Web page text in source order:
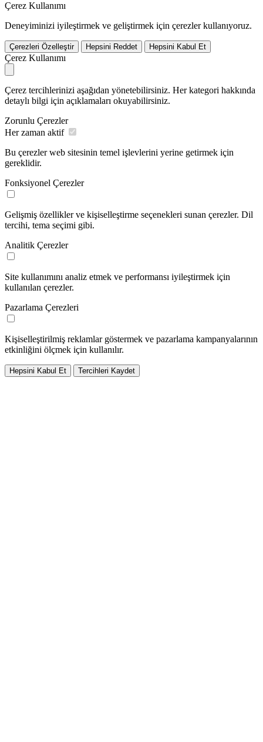
Çerez Kullanımı
Deneyiminizi iyileştirmek ve geliştirmek için çerezler kullanıyoruz.
Çerezleri Özelleştir Hepsini Reddet Hepsini Kabul Et
Çerez Kullanımı
Çerez tercihlerinizi aşağıdan yönetebilirsiniz. Her kategori hakkında
detaylı bilgi için açıklamaları okuyabilirsiniz.
Zorunlu Çerezler
Her zaman aktif
Bu çerezler web sitesinin temel işlevlerini yerine getirmek için
gereklidir.
Fonksiyonel Çerezler
Gelişmiş özellikler ve kişiselleştirme seçenekleri sunan çerezler. Dil
tercihi, tema seçimi gibi.
Analitik Çerezler
Site kullanımını analiz etmek ve performansı iyileştirmek için
kullanılan çerezler.
Pazarlama Çerezleri
Kişiselleştirilmiş reklamlar göstermek ve pazarlama kampanyalarının
etkinliğini ölçmek için kullanılır.
Hepsini Kabul Et Tercihleri Kaydet